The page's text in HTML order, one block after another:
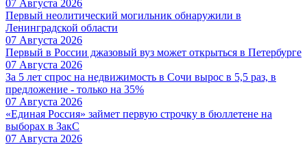
07 Августа 2026
Первый неолитический могильник обнаружили в
Ленинградской области
07 Августа 2026
Первый в России джазовый вуз может открыться в Петербурге
07 Августа 2026
За 5 лет спрос на недвижимость в Сочи вырос в 5,5 раз, в
предложение - только на 35%
07 Августа 2026
«Единая Россия» займет первую строчку в бюллетене на
выборах в ЗакС
07 Августа 2026